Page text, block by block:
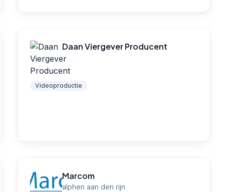
Daan Viergever Producent
Videoproductie
Marcom
alphen aan den rijn